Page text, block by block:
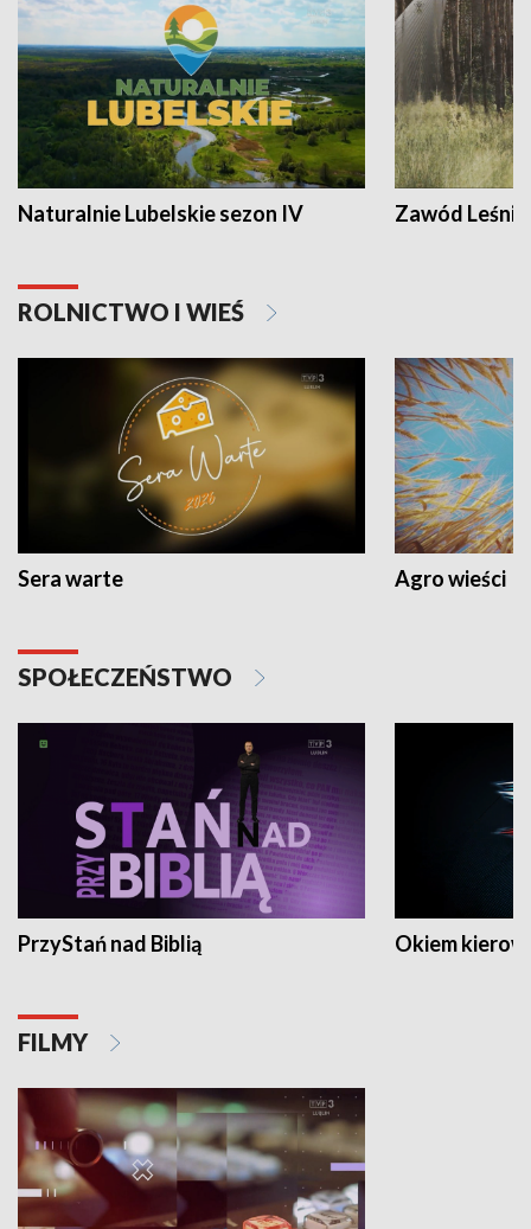
Naturalnie Lubelskie sezon IV Zawód Leśnik
ROLNICTWO I WIEŚ
Sera warte Agro wieści
SPOŁECZEŃSTWO
PrzyStań nad Biblią Okiem
FILMY